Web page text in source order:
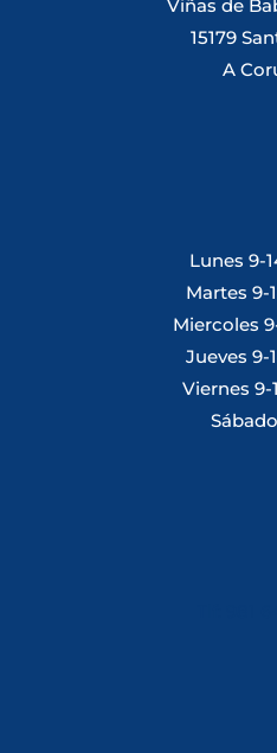
Viñas de
15179
A
Lunes 9-
Martes 9-
Miercoles
Jueves 9-
Viernes 9-